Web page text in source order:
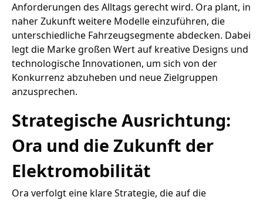
Anforderungen des Alltags gerecht wird. Ora plant, in
naher Zukunft weitere Modelle einzuführen, die
unterschiedliche Fahrzeugsegmente abdecken. Dabei
legt die Marke großen Wert auf kreative Designs und
technologische Innovationen, um sich von der
Konkurrenz abzuheben und neue Zielgruppen
anzusprechen.
Strategische Ausrichtung:
Ora und die Zukunft der
Elektromobilität
Ora verfolgt eine klare Strategie, die auf die